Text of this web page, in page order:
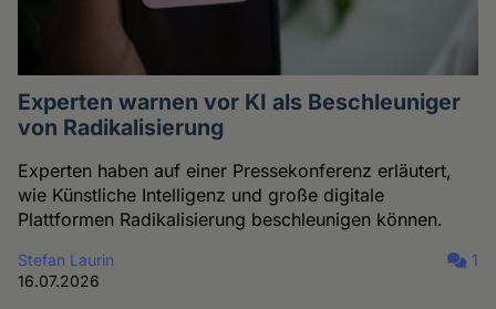
Experten warnen vor KI als Beschleuniger
von Radikalisierung
Experten haben auf einer Pressekonferenz erläutert,
wie Künstliche Intelligenz und große digitale
Plattformen Radikalisierung beschleunigen können.
Stefan Laurin
16.07.2026
1